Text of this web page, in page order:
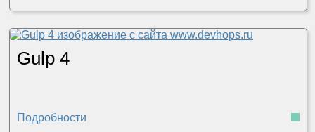
Gulp 4
Подробности